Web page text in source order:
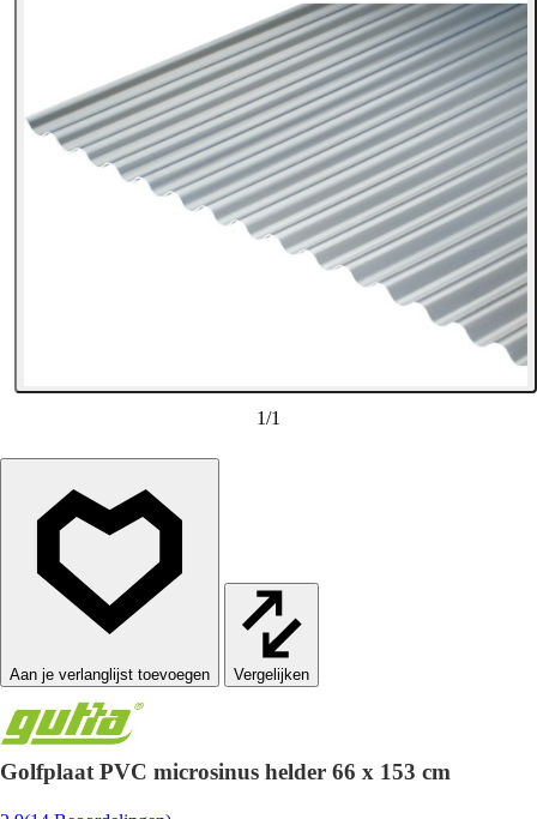
1/1
Vergelijken
Golfplaat PVC microsinus helder 66 x 153 cm